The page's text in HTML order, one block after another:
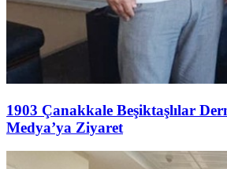
1903 Çanakkale Beşiktaşlılar
Medya’ya Ziyaret